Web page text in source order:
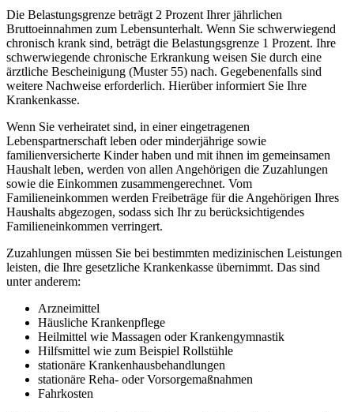
Die Belastungsgrenze beträgt 2 Prozent Ihrer jährlichen
Bruttoeinnahmen zum Lebensunterhalt. Wenn Sie schwerwiegend
chronisch krank sind, beträgt die Belastungsgrenze 1 Prozent. Ihre
schwerwiegende chronische Erkrankung weisen Sie durch eine
ärztliche Bescheinigung (Muster 55) nach. Gegebenenfalls sind
weitere Nachweise erforderlich. Hierüber informiert Sie Ihre
Krankenkasse.
Wenn Sie verheiratet sind, in einer eingetragenen
Lebenspartnerschaft leben oder minderjährige sowie
familienversicherte Kinder haben und mit ihnen im gemeinsamen
Haushalt leben, werden von allen Angehörigen die Zuzahlungen
sowie die Einkommen zusammengerechnet. Vom
Familieneinkommen werden Freibeträge für die Angehörigen Ihres
Haushalts abgezogen, sodass sich Ihr zu berücksichtigendes
Familieneinkommen verringert.
Zuzahlungen müssen Sie bei bestimmten medizinischen Leistungen
leisten, die Ihre gesetzliche Krankenkasse übernimmt. Das sind
unter anderem:
Arzneimittel
Häusliche Krankenpflege
Heilmittel wie Massagen oder Krankengymnastik
Hilfsmittel wie zum Beispiel Rollstühle
stationäre Krankenhausbehandlungen
stationäre Reha- oder Vorsorgemaßnahmen
Fahrkosten